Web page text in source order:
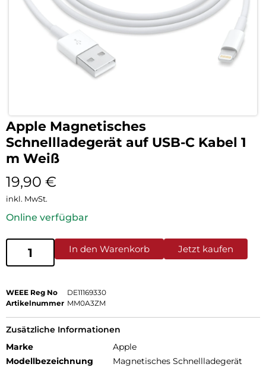
Apple Magnetisches
Schnellladegerät auf USB-C Kabel 1
m Weiß
19,90 €
inkl. MwSt.
Online verfügbar
In den Warenkorb Jetzt kaufen
WEEE Reg No
DE11169330
Artikelnummer MM0A3ZM
Zusätzliche Informationen
Marke
Apple
Modellbezeichnung
Magnetisches Schnellladegerät